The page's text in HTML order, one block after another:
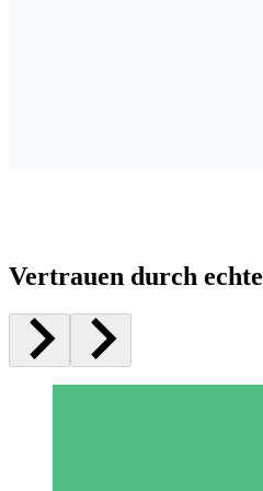
Vertrauen durch